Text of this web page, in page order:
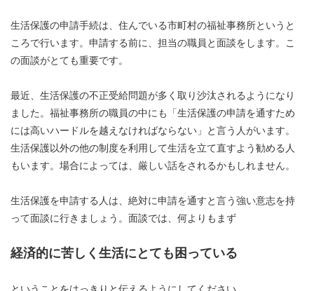
生活保護の申請手続は、住んでいる市町村の福祉事務所というと
ころで行います。申請する前に、担当の職員と面談をします。こ
の面談がとても重要です。
最近、生活保護の不正受給問題が多く取り沙汰されるようになり
ました。福祉事務所の職員の中にも「生活保護の申請を通すため
には高いハードルを越えなければならない」と言う人がいます。
生活保護以外の他の制度を利用して生活を立て直すよう勧める人
もいます。場合によっては、厳しい話をされるかもしれません。
生活保護を申請する人は、絶対に申請を通すと言う強い意志を持
って面談に行きましょう。面談では、何よりもまず
経済的に苦しく生活にとても困っている